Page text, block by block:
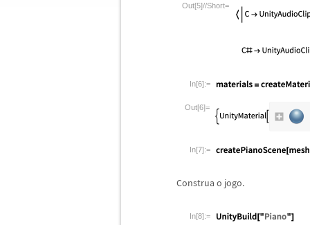
Out[5]//Short=
In[6]:=
Out[6]=
In[7]:=
Construa o jogo.
In[8]:=